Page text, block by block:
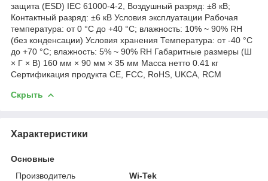
защита (ESD) IEC 61000-4-2, Воздушный разряд: ±8 кВ;
Контактный разряд: ±6 кВ Условия эксплуатации Рабочая
температура: от 0 °C до +40 °C; влажность: 10% ~ 90% RH
(без конденсации) Условия хранения Температура: от -40 °C
до +70 °C; влажность: 5% ~ 90% RH Габаритные размеры (Ш
× Г × В) 160 мм × 90 мм × 35 мм Масса нетто 0.41 кг
Сертификация продукта CE, FCC, RoHS, UKCA, RCM
Скрыть
Характеристики
Основные
Производитель
Wi-Tek